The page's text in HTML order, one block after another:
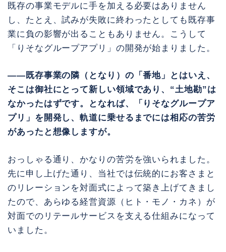
既存の事業モデルに手を加える必要はありません
し、たとえ、試みが失敗に終わったとしても既存事
業に負の影響が出ることもありません。こうして
「りそなグループアプリ」の開発が始まりました。
――既存事業の隣（となり）の「番地」とはいえ、
そこは御社にとって新しい領域であり、“土地勘”は
なかったはずです。となれば、「りそなグループア
プリ」を開発し、軌道に乗せるまでには相応の苦労
があったと想像しますが。
おっしゃる通り、かなりの苦労を強いられました。
先に申し上げた通り、当社では伝統的にお客さまと
のリレーションを対面式によって築き上げてきまし
たので、あらゆる経営資源（ヒト・モノ・カネ）が
対面でのリテールサービスを支える仕組みになって
いました。